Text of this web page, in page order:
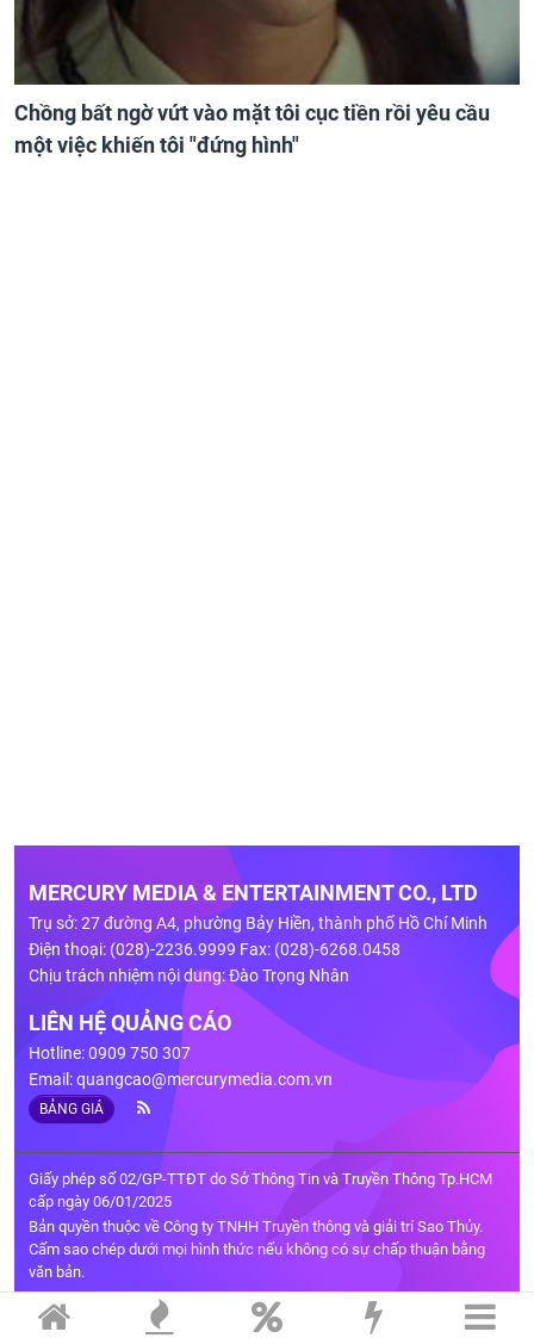
Chồng bất ngờ vứt vào mặt tôi cục tiền rồi yêu cầu
một việc khiến tôi "đứng hình"
MERCURY MEDIA & ENTERTAINMENT CO., LTD
Trụ sở: 27 đường A4, phường Bảy Hiền, thành phố Hồ Chí Minh
Điện thoại: (028)-2236.9999 Fax: (028)-6268.0458
Chịu trách nhiệm nội dung: Đào Trọng Nhân
LIÊN HỆ QUẢNG CÁO
Hotline: 0909 750 307
Email:quangcao@mercurymedia.com.vn
BẢNG GIÁ
Giấy phép số 02/GP-TTĐT do Sở Thông Tin và Truyền Thông Tp.HCM
cấp ngày 06/01/2025
Bản quyền thuộc về Công ty TNHH Truyền thông và giải trí Sao Thủy.
Cấm sao chép dưới mọi hình thức nếu không có sự chấp thuận bằng
văn bản.